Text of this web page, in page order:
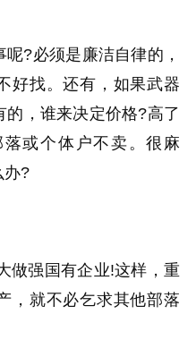
?必须是廉洁自律的，
好找。还有，如果武器
，谁来决定价格?高了
或个体户不卖。很麻
办?
做强国有企业!这样，重
，就不必乞求其他部落